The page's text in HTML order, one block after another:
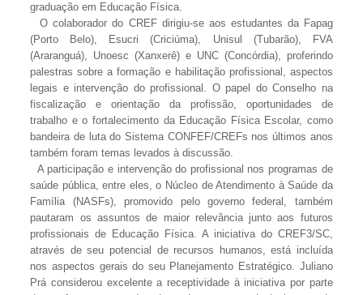
graduação em Educação Física.
O colaborador do CREF dirigiu-se aos estudantes da Fapag
(Porto Belo), Esucri (Criciúma), Unisul (Tubarão), FVA
(Araranguá), Unoesc (Xanxerê) e UNC (Concórdia), proferindo
palestras sobre a formação e habilitação profissional, aspectos
legais e intervenção do profissional. O papel do Conselho na
fiscalização e orientação da profissão, oportunidades de
trabalho e o fortalecimento da Educação Física Escolar, como
bandeira de luta do Sistema CONFEF/CREFs nos últimos anos
também foram temas levados à discussão.
A participação e intervenção do profissional nos programas de
saúde pública, entre eles, o Núcleo de Atendimento à Saúde da
Família (NASFs), promovido pelo governo federal, também
pautaram os assuntos de maior relevância junto aos futuros
profissionais de Educação Física. A iniciativa do CREF3/SC,
através de seu potencial de recursos humanos, está incluída
nos aspectos gerais do seu Planejamento Estratégico. Juliano
Prá considerou excelente a receptividade à iniciativa por parte